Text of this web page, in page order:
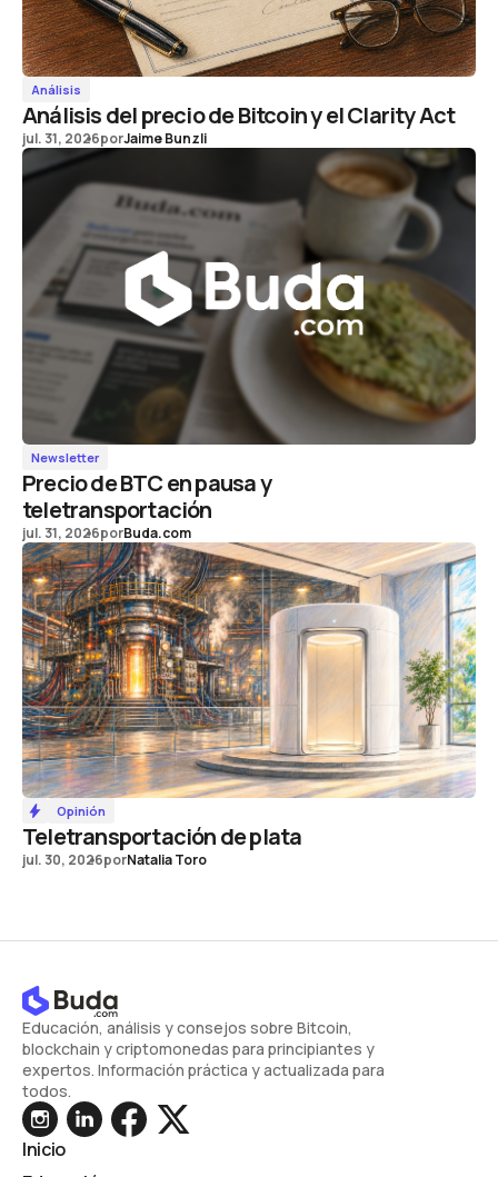
Análisis
Análisis del precio de Bitcoin y el Clarity Act
jul. 31, 2026porJaime Bunzli
Newsletter
Precio de BTC en pausa y
teletransportación
jul. 31, 2026porBuda.com
Opinión
Teletransportación de plata
jul. 30, 2026porNatalia Toro
Educación, análisis y consejos sobre Bitcoin,
blockchain y criptomonedas para principiantes y
expertos. Información práctica y actualizada para
todos.
Inicio